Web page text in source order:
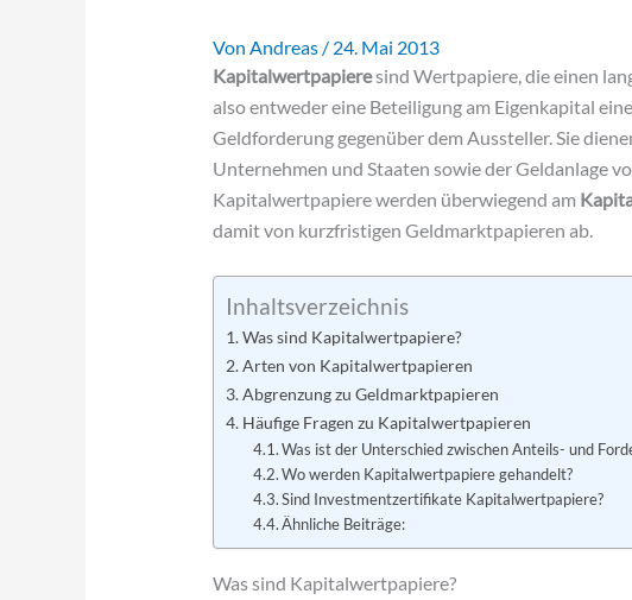
Von Andreas / 24. Mai 2013
Kapitalwertpapieresind Wertpapiere, die einen
also entweder eine Beteiligung am Eigenkapital
Geldforderung gegenüber dem Aussteller. Sie
Unternehmen und Staaten sowie der Geldanlage
Kapitalwertpapiere werden überwiegend am
damit von kurzfristigen Geldmarktpapieren ab.
Inhaltsverzeichnis
Was sind Kapitalwertpapiere?
Arten von Kapitalwertpapieren
Abgrenzung zu Geldmarktpapieren
Häufige Fragen zu Kapitalwertpapieren
Was ist der Unterschied zwischen Anteils- und
Wo werden Kapitalwertpapiere gehandelt?
Sind Investmentzertifikate Kapitalwertpapiere?
Ähnliche Beiträge:
Was sind Kapitalwertpapiere?